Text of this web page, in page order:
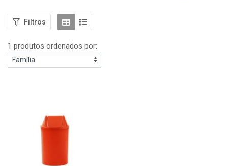
Filtros
1 produtos ordenados por: